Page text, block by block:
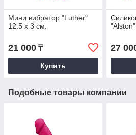
Мини вибратор "Luther"
12.5 x 3 см.
21 000 ₸
Купить
27
Подобные товары компании